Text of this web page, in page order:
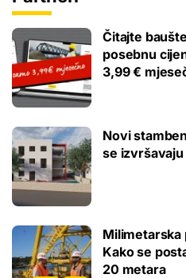
Čitajte
posebnu
3,99 €
Novi
se
Milimetarska
Kako se
20 metara